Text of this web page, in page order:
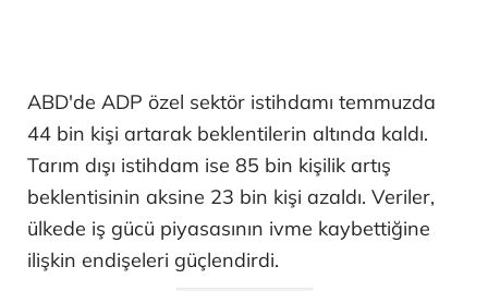
ABD'de ADP özel sektör istihdamı temmuzda
44 bin kişi artarak beklentilerin altında kaldı.
Tarım dışı istihdam ise 85 bin kişilik artış
beklentisinin aksine 23 bin kişi azaldı. Veriler,
ülkede iş gücü piyasasının ivme kaybettiğine
ilişkin endişeleri güçlendirdi.